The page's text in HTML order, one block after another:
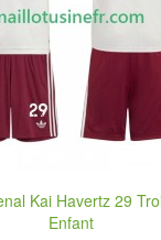
Kai Havertz 29
Enfant